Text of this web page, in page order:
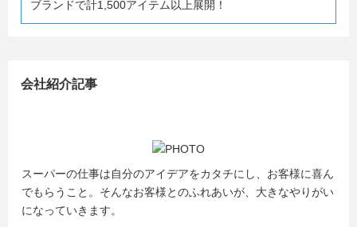
ブランドで計1,500アイテム以上展開！
会社紹介記事
スーパーの仕事は自分のアイデアをカタチにし、お客様に喜ん
でもらうこと。そんなお客様とのふれあいが、大きなやりがい
になっていきます。